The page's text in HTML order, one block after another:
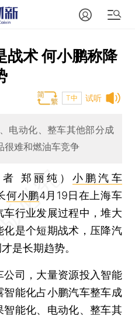
战术 何小鹏称降
试听
T中
电动化、整车其他部分成
很难和燃油车竞争
者 郑丽纯）小鹏汽车
何小鹏4月19日在上海车
行业发展过程中，堆大
是个短期战术，压降汽
是长期趋势。
司，大量资源投入智能
能化占小鹏汽车整车成
能化、电动化、整车其